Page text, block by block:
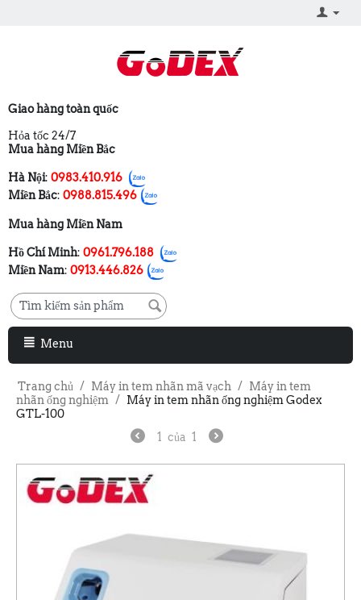
Giao hàng toàn quốc
Hỏa tốc 24/7
Mua hàng Miền Bắc
Hà Nội: 0983.410.916
Miền Bắc: 0988.815.496
Mua hàng Miền Nam
Hồ Chí Minh: 0961.796.188
Miền Nam: 0913.446.826
Menu
Trang chủ / Máy in tem nhãn mã vạch /
Máy in tem
nhãn ống nghiệm /
Máy in tem nhãn ống nghiệm Godex
GTL-100
1 của 1